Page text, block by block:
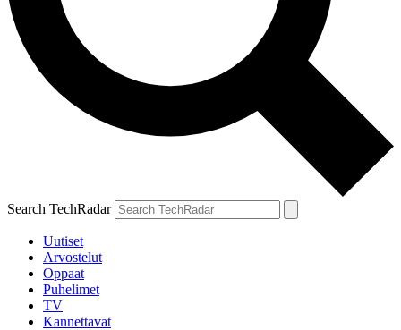
Search TechRadar
Uutiset
Arvostelut
Oppaat
Puhelimet
TV
Kannettavat